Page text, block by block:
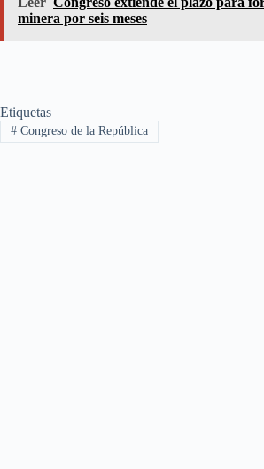
minera por seis meses
Etiquetas
#Congreso de la República